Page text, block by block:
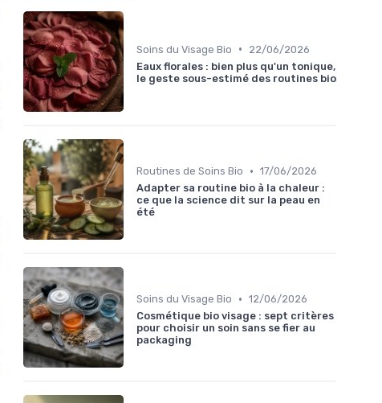
Soins du Visage Bio •
22/06/2026
Eaux florales : bien plus qu'un tonique,
le geste sous-estimé des routines bio
Routines de Soins Bio • 17/06/2026
Adapter sa routine bio à la chaleur :
ce que la science dit sur la peau en
été
Soins du Visage Bio • 12/06/2026
Cosmétique bio visage : sept critères
pour choisir un soin sans se fier au
packaging